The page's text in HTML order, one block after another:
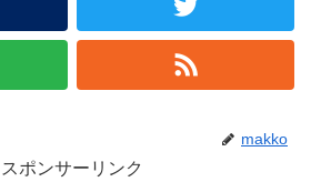
makko
スポンサーリンク